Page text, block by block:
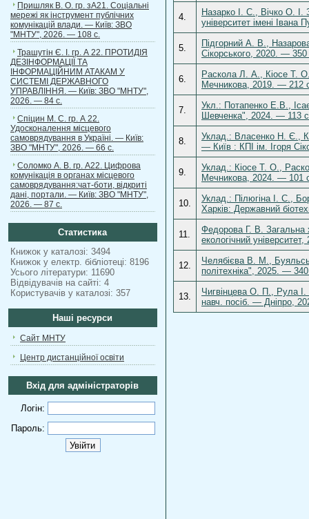
Пришляк В. О. гр. зА21. Соціальні
мережі як інструмент публічних
комунікацій влади. — Київ: ЗВО
"МНТУ", 2026. — 108 с.
Трашутін Є. І. гр. А 22. ПРОТИДІЯ
ДЕЗІНФОРМАЦІЇ ТА
ІНФОРМАЦІЙНИМ АТАКАМ У
СИСТЕМІ ДЕРЖАВНОГО
УПРАВЛІННЯ. — Київ: ЗВО "МНТУ",
2026. — 84 с.
Спіцин М. С. гр. А 22.
Удосконалення місцевого
самоврядування в Україні. — Київ:
ЗВО "МНТУ", 2026. — 66 с.
Соломко А. В. гр. А22. Цифрова
комунікація в органах місцевого
самоврядування:чат-боти, відкриті
дані, портали. — Київ: ЗВО "МНТУ",
2026. — 87 с.
Статистика
Книжок у каталозі: 3494
Книжок у електр. бібліотеці: 8196
Усього літератури: 11690
Відвідувачів на сайті: 4
Користувачів у каталозі: 357
Наші ресурси
Сайт МНТУ
Центр дистанційної освіти
Вхід для адміністраторів
Логін:
Пароль:
4.
Назарко І. С., Вічко О. І.
університет імені
5.
Підгорний А. В.,
Сікорського, 2020. —
6.
Раскола Л. А., Кіосе Т.
Мечникова, 2019. — 212
7.
Укл.: Потапенко Е.В.,
Шевченка", 2024. — 113
8.
Уклад.: Власенко Н. Є.,
— Київ : КПІ ім. Ігоря
9.
Уклад.: Кіосе Т. О.,
Мечникова, 2024. — 101
10.
Уклад.: Пілюгіна І. С.,
Харків: Державний
11.
Федорова Г. В. Загальна
екологічний
12.
Челябієва В. М.,
політехніка", 2025. —
13.
Чигвінцева О. П., Рула І.
навч. посіб. — Дніпро,